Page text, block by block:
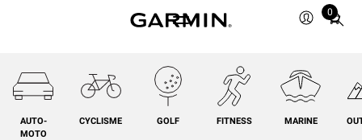
0
Total
AUTO-
MOTO
CYCLISME GOLF FITNESS MARINE